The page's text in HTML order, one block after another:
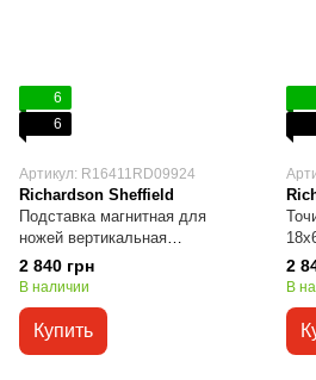
6
6
Артикул: R16411RD09924
Richardson Sheffield
Подставка магнитная для
ножей вертикальная
Richardson Sheffield
R16411RD09924
2 840 грн
В наличии
Купить
2
В